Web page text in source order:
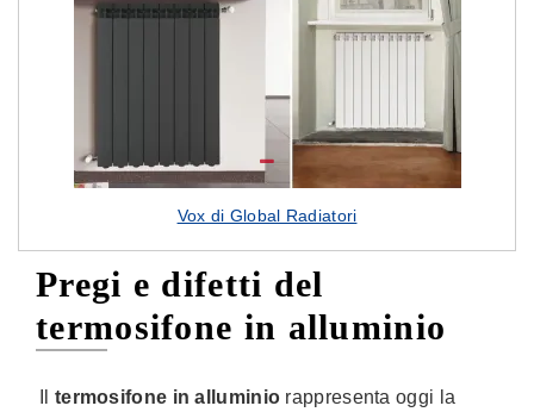
Vox di Global Radiatori
Pregi e difetti del
termosifone in alluminio
termosifone in alluminio rappresenta oggi la